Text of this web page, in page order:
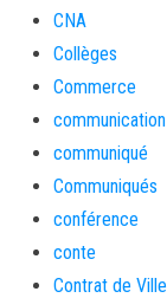
CNA
Collèges
Commerce
communication
communiqué
Communiqués
conférence
conte
Contrat de Ville